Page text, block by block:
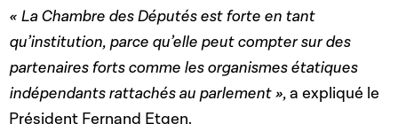
« La Chambre des Députés est forte en tant
qu’institution, parce qu’elle peut compter sur des
partenaires forts comme les organismes étatiques
indépendants rattachés au parlement »,a expliqué le
Président Fernand Etgen.